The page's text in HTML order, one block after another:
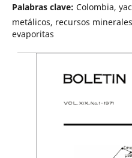
Palabras clave: Colombia,
metálicos, recursos
evaporitas